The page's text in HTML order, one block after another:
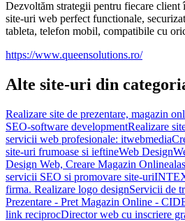
Dezvoltăm strategii pentru fiecare
site-uri web perfect functionale,
tableta, telefon mobil, compatibile cu
https://www.queensolutions.ro/
Alte site-uri din
Realizare site de prezentare, magazin
SEO-software developmentRealizare
servicii web profesionale: itwebmedia
site-uri frumoase si ieftineWeb Design
Design Web, Creare Magazin Online
servicii SEO si promovare site-uri
firma. Realizare logo designServicii de
Prezentare - Pret Magazin Online -
link reciprocDirector web cu inscriere